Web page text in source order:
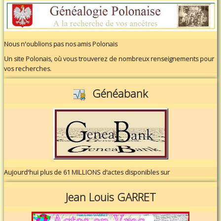
Nous n'oublions pas nos amis Polonais
Un site Polonais, où vous trouverez de nombreux renseignements pour
vos recherches.
Généabank
Aujourd'hui plus de 61 MILLIONS d'actes disponibles sur
Jean Louis GARRET